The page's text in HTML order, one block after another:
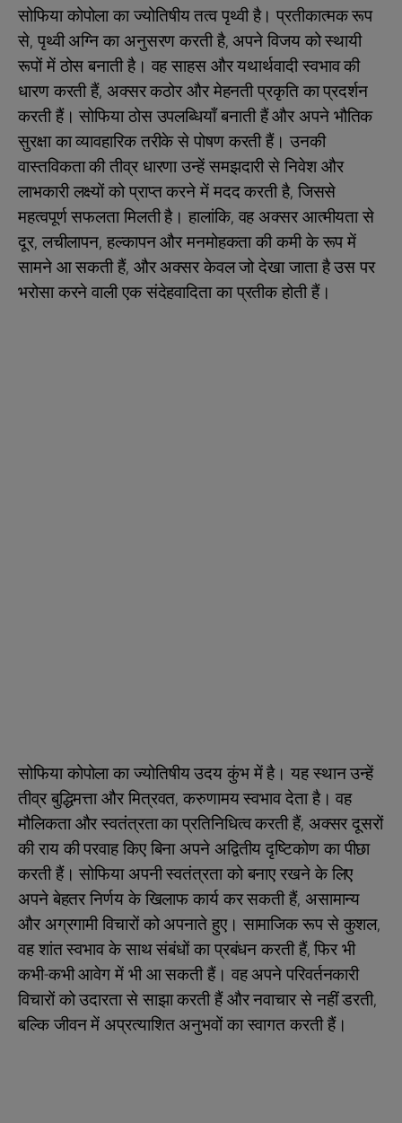
सोफिया कोपोला का ज्योतिषीय तत्व पृथ्वी है। प्रतीकात्मक रूप
से, पृथ्वी अग्नि का अनुसरण करती है, अपने विजय को स्थायी
रूपों में ठोस बनाती है। वह साहस और यथार्थवादी स्वभाव की
धारण करती हैं, अक्सर कठोर और मेहनती प्रकृति का प्रदर्शन
करती हैं। सोफिया ठोस उपलब्धियाँ बनाती हैं और अपने भौतिक
सुरक्षा का व्यावहारिक तरीके से पोषण करती हैं। उनकी
वास्तविकता की तीव्र धारणा उन्हें समझदारी से निवेश और
लाभकारी लक्ष्यों को प्राप्त करने में मदद करती है, जिससे
महत्वपूर्ण सफलता मिलती है। हालांकि, वह अक्सर आत्मीयता से
दूर, लचीलापन, हल्कापन और मनमोहकता की कमी के रूप में
सामने आ सकती हैं, और अक्सर केवल जो देखा जाता है उस पर
भरोसा करने वाली एक संदेहवादिता का प्रतीक होती हैं।
सोफिया कोपोला का ज्योतिषीय उदय कुंभ में है। यह स्थान उन्हें
तीव्र बुद्धिमत्ता और मित्रवत, करुणामय स्वभाव देता है। वह
मौलिकता और स्वतंत्रता का प्रतिनिधित्व करती हैं, अक्सर दूसरों
की राय की परवाह किए बिना अपने अद्वितीय दृष्टिकोण का पीछा
करती हैं। सोफिया अपनी स्वतंत्रता को बनाए रखने के लिए
अपने बेहतर निर्णय के खिलाफ कार्य कर सकती हैं, असामान्य
और अग्रगामी विचारों को अपनाते हुए। सामाजिक रूप से कुशल,
वह शांत स्वभाव के साथ संबंधों का प्रबंधन करती हैं, फिर भी
कभी-कभी आवेग में भी आ सकती हैं। वह अपने परिवर्तनकारी
विचारों को उदारता से साझा करती हैं और नवाचार से नहीं डरती,
बल्कि जीवन में अप्रत्याशित अनुभवों का स्वागत करती हैं।